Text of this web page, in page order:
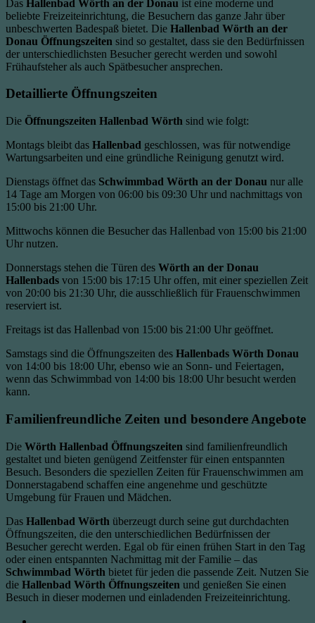
Das Hallenbad Wörth an der Donau ist eine moderne und
beliebte Freizeiteinrichtung, die Besuchern das ganze Jahr über
unbeschwerten Badespaß bietet. Die Hallenbad Wörth an der
Donau Öffnungszeiten sind so gestaltet, dass sie den Bedürfnissen
der unterschiedlichsten Besucher gerecht werden und sowohl
Frühaufsteher als auch Spätbesucher ansprechen.
Detaillierte Öffnungszeiten
Die Öffnungszeiten Hallenbad Wörth sind wie folgt:
Montags bleibt das Hallenbad geschlossen, was für notwendige
Wartungsarbeiten und eine gründliche Reinigung genutzt wird.
Dienstags öffnet das Schwimmbad Wörth an der Donau nur alle
14 Tage am Morgen von 06:00 bis 09:30 Uhr und nachmittags von
15:00 bis 21:00 Uhr.
Mittwochs können die Besucher das Hallenbad von 15:00 bis 21:00
Uhr nutzen.
Donnerstags stehen die Türen des Wörth an der Donau
Hallenbads von 15:00 bis 17:15 Uhr offen, mit einer speziellen Zeit
von 20:00 bis 21:30 Uhr, die ausschließlich für Frauenschwimmen
reserviert ist.
Freitags ist das Hallenbad von 15:00 bis 21:00 Uhr geöffnet.
Samstags sind die Öffnungszeiten des Hallenbads Wörth Donau
von 14:00 bis 18:00 Uhr, ebenso wie an Sonn- und Feiertagen,
wenn das Schwimmbad von 14:00 bis 18:00 Uhr besucht werden
kann.
Familienfreundliche Zeiten und besondere Angebote
Die Wörth Hallenbad Öffnungszeiten sind familienfreundlich
gestaltet und bieten genügend Zeitfenster für einen entspannten
Besuch. Besonders die speziellen Zeiten für Frauenschwimmen am
Donnerstagabend schaffen eine angenehme und geschützte
Umgebung für Frauen und Mädchen.
Das Hallenbad Wörth überzeugt durch seine gut durchdachten
Öffnungszeiten, die den unterschiedlichen Bedürfnissen der
Besucher gerecht werden. Egal ob für einen frühen Start in den Tag
oder einen entspannten Nachmittag mit der Familie – das
Schwimmbad Wörth bietet für jeden die passende Zeit. Nutzen Sie
die Hallenbad Wörth Öffnungszeiten und genießen Sie einen
Besuch in dieser modernen und einladenden Freizeiteinrichtung.